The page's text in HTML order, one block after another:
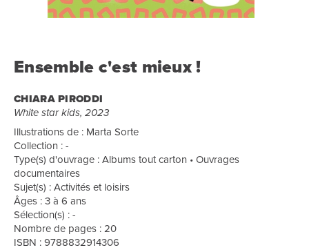
Ensemble c'est mieux !
CHIARA PIRODDI
White star kids, 2023
Illustrations de : Marta Sorte
Collection : -
Type(s) d'ouvrage : Albums tout carton • Ouvrages
documentaires
Sujet(s) : Activités et loisirs
Âges : 3 à 6 ans
Sélection(s) : -
Nombre de pages : 20
ISBN : 9788832914306